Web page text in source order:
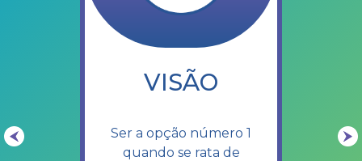
VISÃO
Ser a opção número 1
quando se rata de